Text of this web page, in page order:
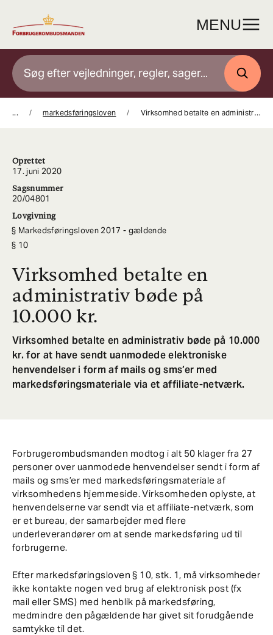
indhold
MENU
SØG
... markedsføringsloven Virksomhed betalte en administrativ bøde på 10.000 kr.
Oprettet
17. juni 2020
Sagsnummer
20/04801
Lovgivning
Markedsføringsloven 2017 - gældende
10
Virksomhed betalte en
administrativ bøde på
10.000 kr.
Virksomhed betalte en administrativ bøde på 10.000
kr. for at have sendt uanmodede elektroniske
henvendelser i form af mails og sms’er med
markedsføringsmateriale via et affiliate-netværk.
Forbrugerombudsmanden modtog i alt 50 klager fra 27
personer over uanmodede henvendelser sendt i form af
mails og sms’er med markedsføringsmateriale af
virksomhedens hjemmeside. Virksomheden oplyste, at
henvendelserne var sendt via et affiliate-netværk, som
er et bureau, der samarbejder med flere
underleverandører om at sende markedsføring ud til
forbrugerne.
Efter markedsføringsloven § 10, stk. 1, må virksomheder
ikke kontakte nogen ved brug af elektronisk post (fx
mail eller SMS) med henblik på markedsføring,
medmindre den pågældende har givet sit forudgående
samtykke til det.